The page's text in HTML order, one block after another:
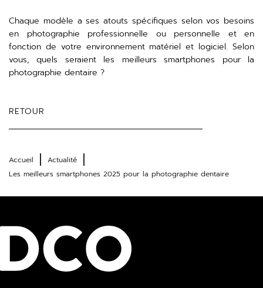
Chaque modèle a ses atouts spécifiques selon vos besoins
en photographie professionnelle ou personnelle et en
fonction de votre environnement matériel et logiciel. Selon
vous, quels seraient les meilleurs smartphones pour la
photographie dentaire ?
RETOUR
Accueil
Actualité
Les meilleurs smartphones 2025 pour la photographie dentaire